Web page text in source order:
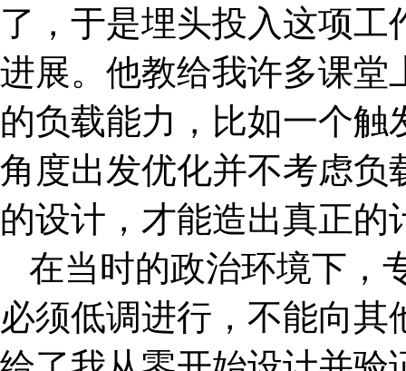
了，于是埋头投入这项
进展。他教给我许多课堂
的负载能力，比如一个
角度出发优化并不考虑负
的设计，才能造出真正的
在当时的政治环境下，
必须低调进行，不能向